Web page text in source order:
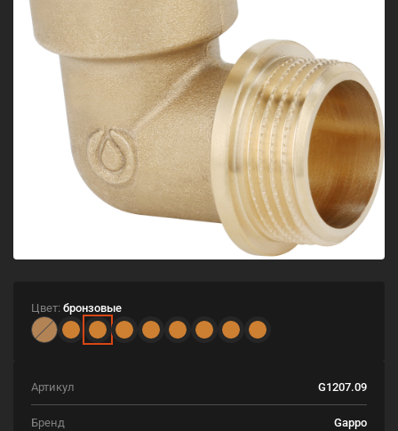
Цвет: бронзовые
Артикул G1207.09
Бренд Gappo